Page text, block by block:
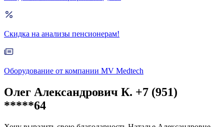
Скидка на анализы пенсионерам!
Оборудование от компании MV Medtech
Олег Александрович К. +7 (951)
*****64